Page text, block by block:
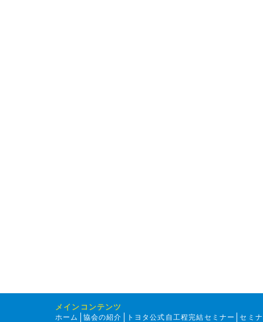
メインコンテンツ
ホーム 協会の紹介 トヨタ公式自工程完結セミナー
セミ